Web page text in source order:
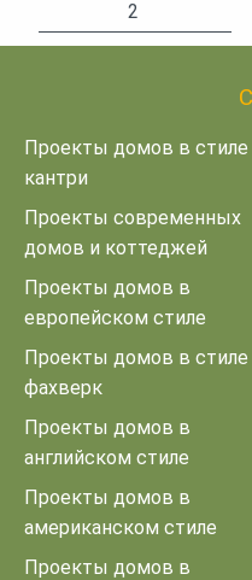
2
Проекты домов в стиле
кантри
Проекты современных
домов и коттеджей
Проекты домов в
европейском стиле
Проекты домов в стиле
фахверк
Проекты домов в
английском стиле
Проекты домов в
американском стиле
Проекты домов в